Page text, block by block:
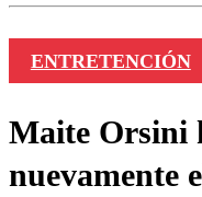
ENTRETENCIÓN
Maite Orsini
nuevamente